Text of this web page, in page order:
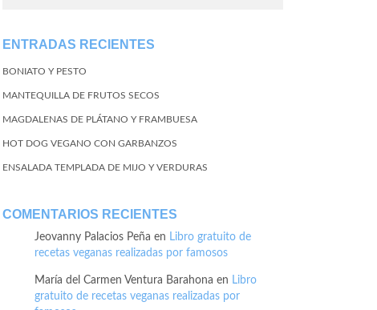
ENTRADAS RECIENTES
BONIATO Y PESTO
MANTEQUILLA DE FRUTOS SECOS
MAGDALENAS DE PLÁTANO Y FRAMBUESA
HOT DOG VEGANO CON GARBANZOS
ENSALADA TEMPLADA DE MIJO Y VERDURAS
COMENTARIOS RECIENTES
Jeovanny Palacios Peña en Libro gratuito de
recetas veganas realizadas por famosos
María del Carmen Ventura Barahona en Libro
gratuito de recetas veganas realizadas por